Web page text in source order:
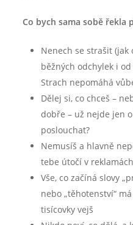
Co bych sama sobě řekla
Nenech se strašit
běžných odchylek i
Strach nepomáhá
Dělej si, co chceš –
dobře – už nejde jen
poslouchat?
Nemusíš a hlavně
tebe útočí v reklamách
Vše, co začíná slovy
nebo „těhotenství“
tisícovky vejš